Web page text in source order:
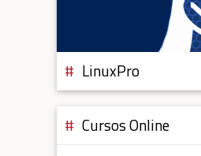
LinuxPro
Cursos Online